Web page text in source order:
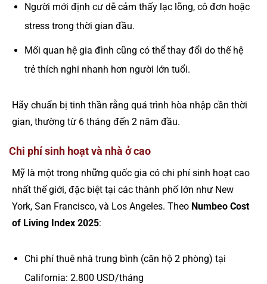
Người mới định cư dễ cảm thấy lạc lõng, cô đơn hoặc
stress trong thời gian đầu.
Mối quan hệ gia đình cũng có thể thay đổi do thế hệ
trẻ thích nghi nhanh hơn người lớn tuổi.
Hãy chuẩn bị tinh thần rằng quá trình hòa nhập cần thời
gian, thường từ 6 tháng đến 2 năm đầu.
Chi phí sinh hoạt và nhà ở cao
Mỹ là một trong những quốc gia có chi phí sinh hoạt cao
nhất thế giới, đặc biệt tại các thành phố lớn như New
York, San Francisco, và Los Angeles. Theo Numbeo Cost
of Living Index 2025:
Chi phí thuê nhà trung bình (căn hộ 2 phòng) tại
California: 2.800 USD/tháng